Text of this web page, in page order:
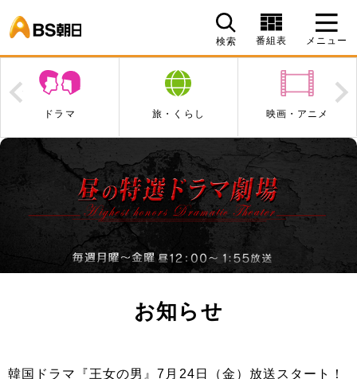
検索 番組表 メニュー
ドラマ 旅・くらし 映画・アニメ
Prev
お知らせ
韓国ドラマ『王女の男』7月24日（金）放送スタート！